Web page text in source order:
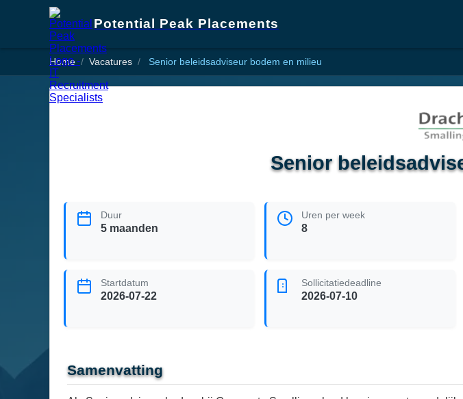
Potential Peak Placements
Home Vacatures Senior beleidsadviseur bodem en milieu
Senior
Duur
5 maanden
Uren per week
8
Startdatum
2026-07-22
Sollicitatiedeadline
2026-07-10
Samenvatting